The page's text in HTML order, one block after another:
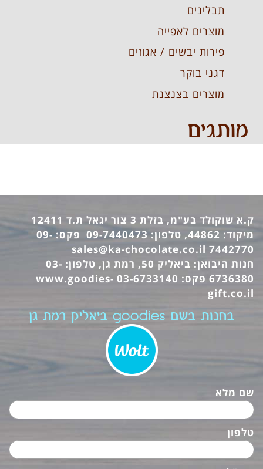
תבלינים
מוצרים לאפייה
פירות יבשים / אגוזים
דגני בוקר
מוצרים בצנצנת
מותגים
ק.א שוקולד בע"מ, בזלת 3 צור יגאל ת.ד 12411
מיקוד: 44862, טלפון: 09-7440473 פקס: 09-
7442770
sales@ka-chocolate.co.il
חנות היבואן: ביאליק 50, רמת גן, טלפון: 03-
6736380 פקס: 03-6733140
www.goodies-
gift.co.il
בחנות בשם goodies ביאליק רמת גן
שם מלא
טלפון